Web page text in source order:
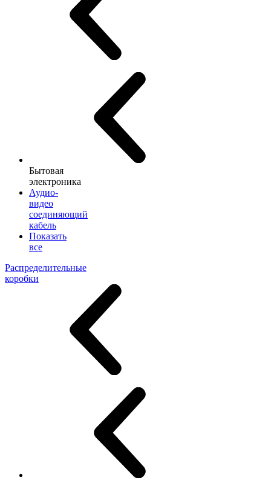
Бытовая
электроника
Аудио-
видео
соединяющий
кабель
Показать
все
Распределительные
коробки